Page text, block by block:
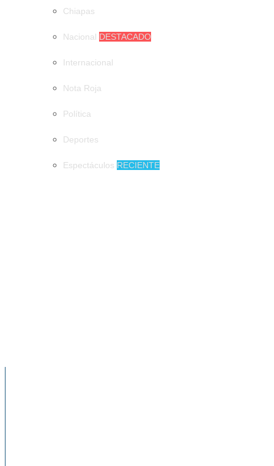
Chiapas
Nacional DESTACADO
Internacional
Nota Roja
Política
Deportes
Espectáculos RECIENTE